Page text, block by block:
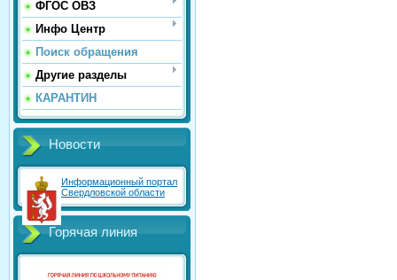
ФГОС ОВЗ
Инфо Центр
Поиск обращения
Другие разделы
КАРАНТИН
Новости
Информационный портал
Свердловской области
Горячая линия